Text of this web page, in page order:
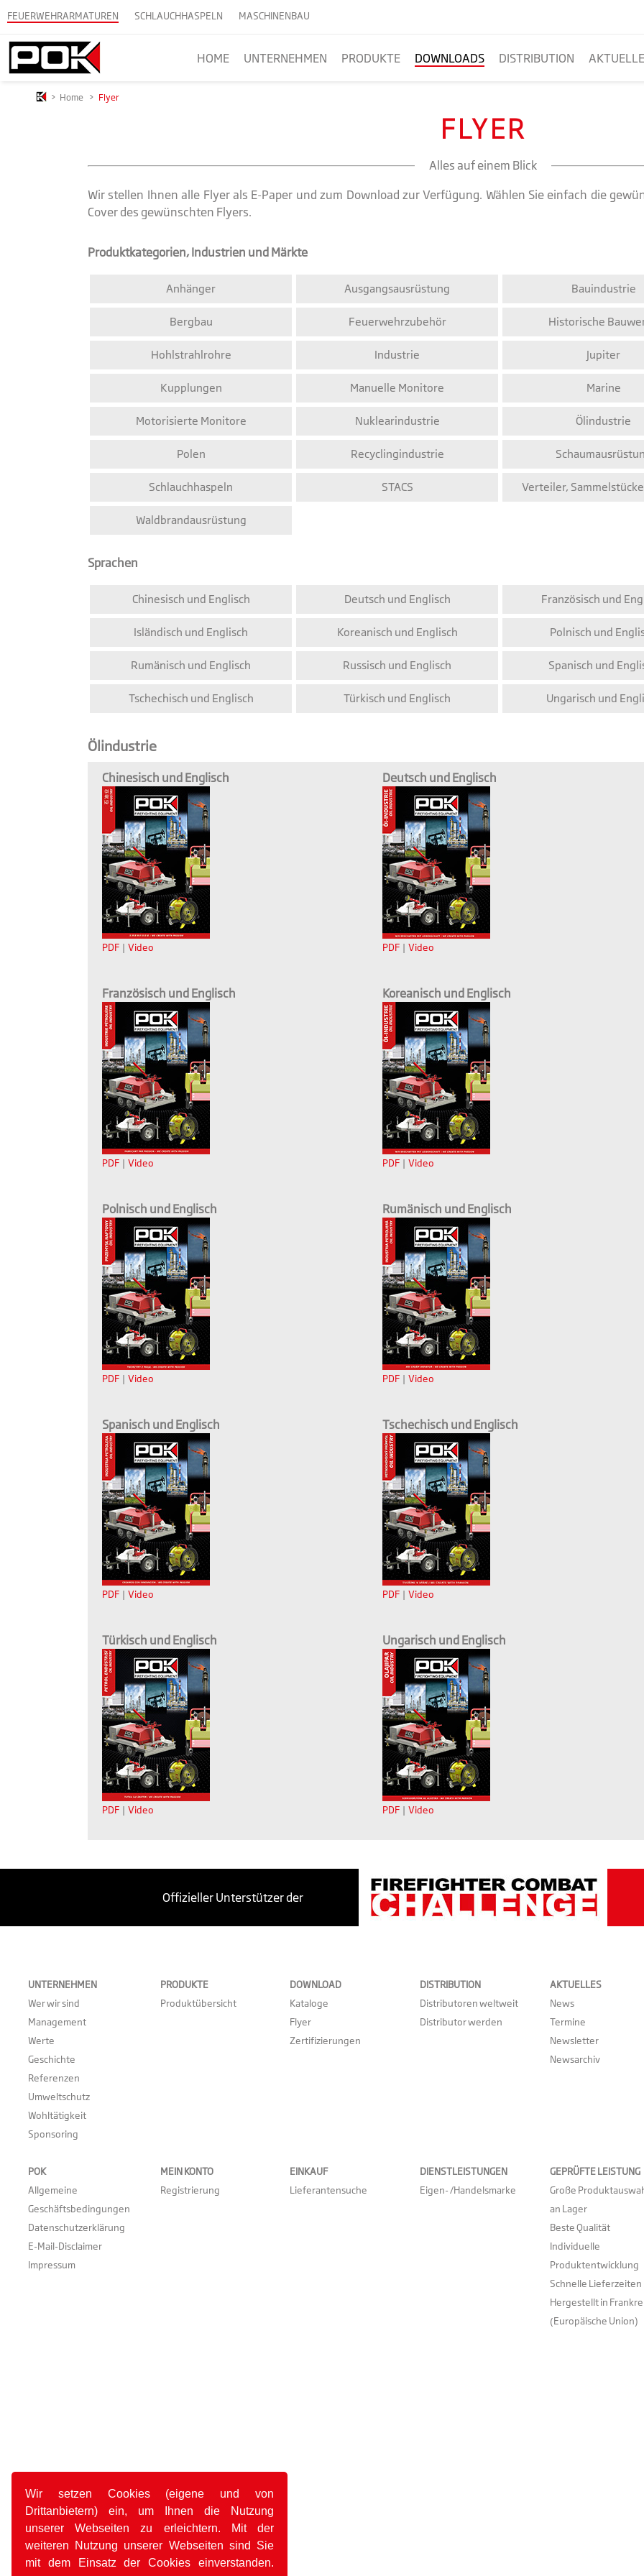
Wir setzen Cookies (eigene und von
Drittanbietern) ein, um Ihnen die Nutzung
unserer Webseiten zu erleichtern. Mit der
weiteren Nutzung unserer Webseiten sind Sie
mit dem Einsatz der Cookies einverstanden.
FEUERWEHRARMATUREN SCHLAUCHHASPELN MASCHINENBAU
HOME UNTERNEHMEN PRODUKTE DOWNLOADS DISTRIBUTION
> Home > Flyer
FLYER
Alles auf einem Blick
Wir stellen Ihnen alle Flyer als E-Paper und zum Download zur Verfügung. Wählen Sie einfach die
Cover des gewünschten Flyers.
Produktkategorien, Industrien und Märkte
Anhänger Ausgangsausrüstung Bauindustrie
Bergbau Feuerwehrzubehör Historische
Hohlstrahlrohre Industrie Jupiter
Kupplungen Manuelle Monitore Marine
Motorisierte Monitore Nuklearindustrie Ölindustrie
Polen Recyclingindustrie
Schlauchhaspeln STACS Verteiler,
Waldbrandausrüstung
Sprachen
Chinesisch und Englisch Deutsch und Englisch Französisch und
Isländisch und Englisch Koreanisch und Englisch Polnisch und
Rumänisch und Englisch Russisch und Englisch Spanisch und
Tschechisch und Englisch Türkisch und Englisch Ungarisch und
Ölindustrie
Chinesisch und Englisch
PDF | Video
Deutsch und Englisch
PDF | Video
Französisch und Englisch
PDF | Video
Koreanisch und Englisch
PDF | Video
Polnisch und Englisch
PDF | Video
Rumänisch und Englisch
PDF | Video
Spanisch und Englisch
PDF | Video
Tschechisch und Englisch
PDF | Video
Türkisch und Englisch
PDF | Video
Ungarisch und Englisch
PDF | Video
Offizieller Unterstützer der
UNTERNEHMEN
Wer wir sind
Management
Werte
Geschichte
Referenzen
Umweltschutz
Wohltätigkeit
Sponsoring
PRODUKTE
Produktübersicht
DOWNLOAD
Kataloge
Flyer
Zertifizierungen
DISTRIBUTION
Distributoren weltweit
Distributor werden
AKTUELLES
News
Termine
Newsletter
Newsarchiv
POK
Allgemeine
Geschäftsbedingungen
Datenschutzerklärung
E-Mail-Disclaimer
Impressum
MEIN KONTO
Registrierung
EINKAUF
Lieferantensuche
DIENSTLEISTUNGEN
Eigen- /Handelsmarke
GEPRÜFTE LEISTUNG
Große
an Lager
Beste Qualität
Individuelle
Produktentwicklung
Schnelle Lieferzeiten
Hergestellt in
(Europäische Union)